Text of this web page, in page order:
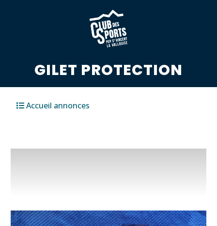
GILET PROTECTION
Accueil annonces